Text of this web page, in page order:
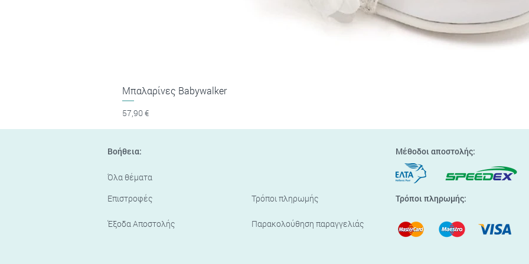
Μπαλαρίνες Babywalker
Τιμή
57,90 €
Βοήθεια:
Όλα θέματα
Μέθοδοι αποστολής:
Επιστροφές Τρόποι πληρωμής Τρόποι πληρωμής:
Έξοδα Αποστολής Παρακολούθηση παραγγελιάς